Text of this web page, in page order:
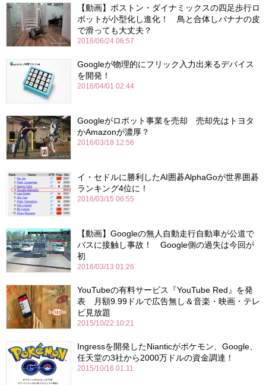
【動画】ボストン・ダイナミックスの四足歩行ロ
ボットが小型化し進化！ 鳥と合体しバナナの皮
で滑っても大丈夫？
2016/06/24 06:57
Googleが物理的にフリック入力出来るデバイス
を開発！
2016/04/01 02:44
Googleがロボット事業を売却 売却先はトヨタ
かAmazonが濃厚？
2016/03/18 12:56
イ・セドルに勝利したAI囲碁AlphaGoが世界囲碁
ランキング4位に！
2016/03/15 06:55
【動画】Googleの無人自動走行自動車が公道で
バスに接触し事故！ Google側の過失は今回が
初
2016/03/13 01:26
YouTubeの有料サービス『YouTube Red』を発
表 月額9.99ドルで広告無し＆音楽・映画・テレ
ビ見放題
2015/10/22 10:21
Ingressを開発したNianticがポケモン、Google、
任天堂の3社から2000万ドルの資金調達！
2015/10/16 01:11